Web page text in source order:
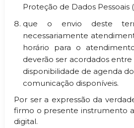
Proteção de Dados Pessoais
que o envio deste
necessariamente
horário para o
deverão ser acordados
disponibilidade de agenda
comunicação disponíveis.
Por ser a expressão da
firmo o presente instrumento
digital.